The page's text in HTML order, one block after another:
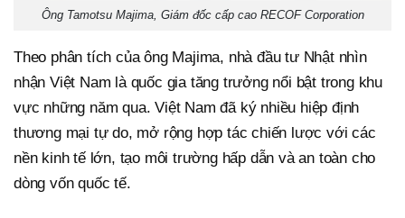
Ông Tamotsu Majima, Giám đốc cấp cao RECOF Corporation
Theo phân tích của ông Majima, nhà đầu tư Nhật nhìn
nhận Việt Nam là quốc gia tăng trưởng nổi bật trong khu
vực những năm qua. Việt Nam đã ký nhiều hiệp định
thương mại tự do, mở rộng hợp tác chiến lược với các
nền kinh tế lớn, tạo môi trường hấp dẫn và an toàn cho
dòng vốn quốc tế.